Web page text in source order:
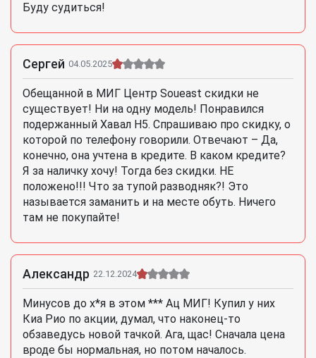
Буду судиться!
Сергей 04.05.2025
Обещанной в МИГ Центр Soueast скидки не
существует! Ни на одну модель! Понравился
подержанный Хавал Н5. Спрашиваю про скидку, о
которой по телефону говорили. Отвечают – Да,
конечно, она учтена в кредите. В каком кредите?
Я за наличку хочу! Тогда без скидки. НЕ
положено!!! Что за тупой разводняк?! Это
называется заманить и на месте обуть. Ничего
там не покупайте!
Александр 22.12.2024
Минусов до х*я в этом *** Ац МИГ! Купил у них
Киа Рио по акции, думал, что наконец-то
обзаведусь новой тачкой. Ага, щас! Сначала цена
вроде бы нормальная, но потом началось.